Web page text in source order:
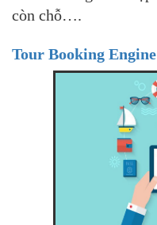
còn chỗ….
Tour Booking Engine